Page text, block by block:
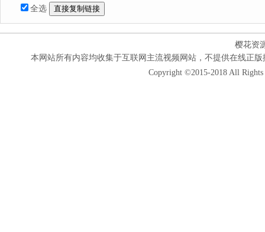
全选
樱花资
本网站所有内容均收集于互联网主流视频网站，不提供在线正
Copyright ©2015-2018 All Rights